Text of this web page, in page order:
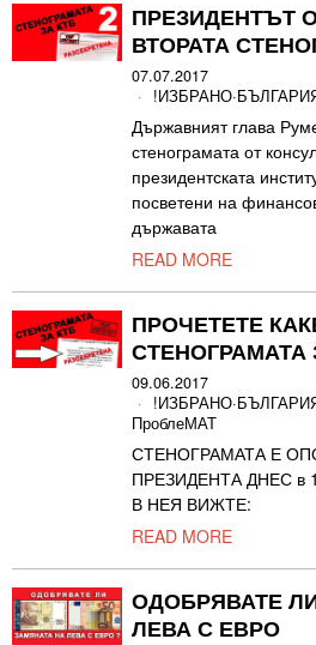
ПРЕЗИДЕНТЪТ
ВТОРАТА
07.07.2017
!ИЗБРАНО·
Държавният глава
стенограмата от
президентската
посветени на
държавата
READ MORE
ПРОЧЕТЕТЕ
СТЕНОГРАМАТА
09.06.2017
!ИЗБРАНО·
ПроблеМАТ
СТЕНОГРАМАТА Е
ПРЕЗИДЕНТА ДНЕС в
В НЕЯ ВИЖТЕ:
READ MORE
ОДОБРЯВАТЕ
ЛЕВА С ЕВРО